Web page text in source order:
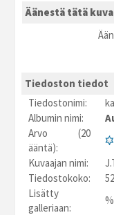
Äänestä tätä
Tiedoston tiedot
Tiedostonimi:
Albumin nimi:
Arvo (20
ääntä):
Kuvaajan nimi:
Tiedostokoko:
Lisätty
galleriaan: